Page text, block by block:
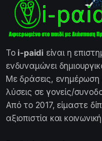
Το i-paidi είναι η
ενδυναμώνει
Με δράσεις,
λύσεις σε γονείς/
Από το 2017, είμαστε
αξιοπιστία και